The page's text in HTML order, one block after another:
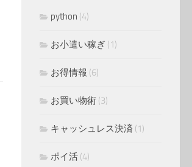
python (4)
お小遣い稼ぎ (1)
お得情報 (6)
お買い物術 (3)
キャッシュレス決済 (1)
ポイ活 (4)